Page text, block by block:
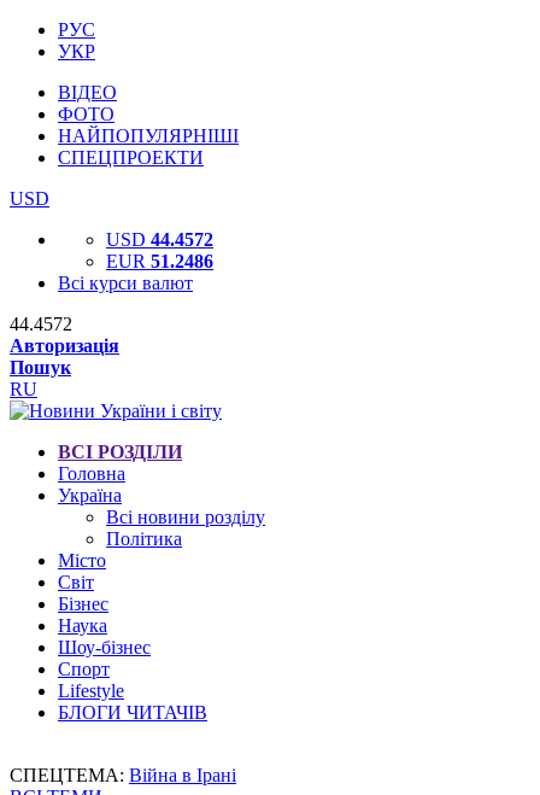
РУС
УКР
ВІДЕО
ФОТО
НАЙПОПУЛЯРНІШІ
СПЕЦПРОЕКТИ
USD
USD 44.4572
EUR 51.2486
Всі курси валют
44.4572
Авторизація
Пошук
RU
ВСІ РОЗДІЛИ
Головна
Україна
Всі новини розділу
Політика
Місто
Світ
Бізнес
Наука
Шоу-бізнес
Спорт
Lifestyle
БЛОГИ ЧИТАЧІВ
СПЕЦТЕМА: Війна в Ірані